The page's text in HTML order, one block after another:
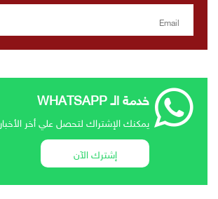
خدمة الـ WHATSAPP
يمكنك الإشتراك لتحصل علي أخر الأخبار
إشترك الآن